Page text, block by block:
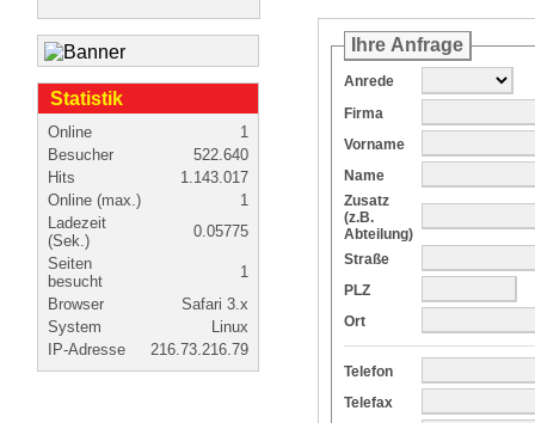
Ihre Anfrage
Anrede
Firma
Vorname
Name
Zusatz
(z.B.
Abteilung)
Straße
PLZ
Ort
Telefon
Telefax
Statistik
Online
1
Besucher
522.640
Hits
1.143.017
Online (max.)
1
Ladezeit
(Sek.)
0.05775
Seiten
besucht
1
Browser
Safari 3.x
System
Linux
IP-Adresse
216.73.216.79